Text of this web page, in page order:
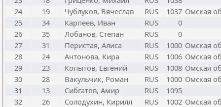
24
19 Чублуков, Вячеслав RUS 1037 Омская
25
34 Карпеев, Иван RUS
0
26
35 Лобанов, Степан RUS
0
27
31 Перистая, Алиса RUS 1000 Омская
28
24 Антонова, Кира RUS 1006 Омская
29
23 Копытов, Евгений RUS 1008 Омская
30
28 Вакульчик, Роман RUS 1000 Омская
31
13 Сибгатов, Амир RUS
1095
32
26 Солодухин, Кирилл RUS 1002 Омская